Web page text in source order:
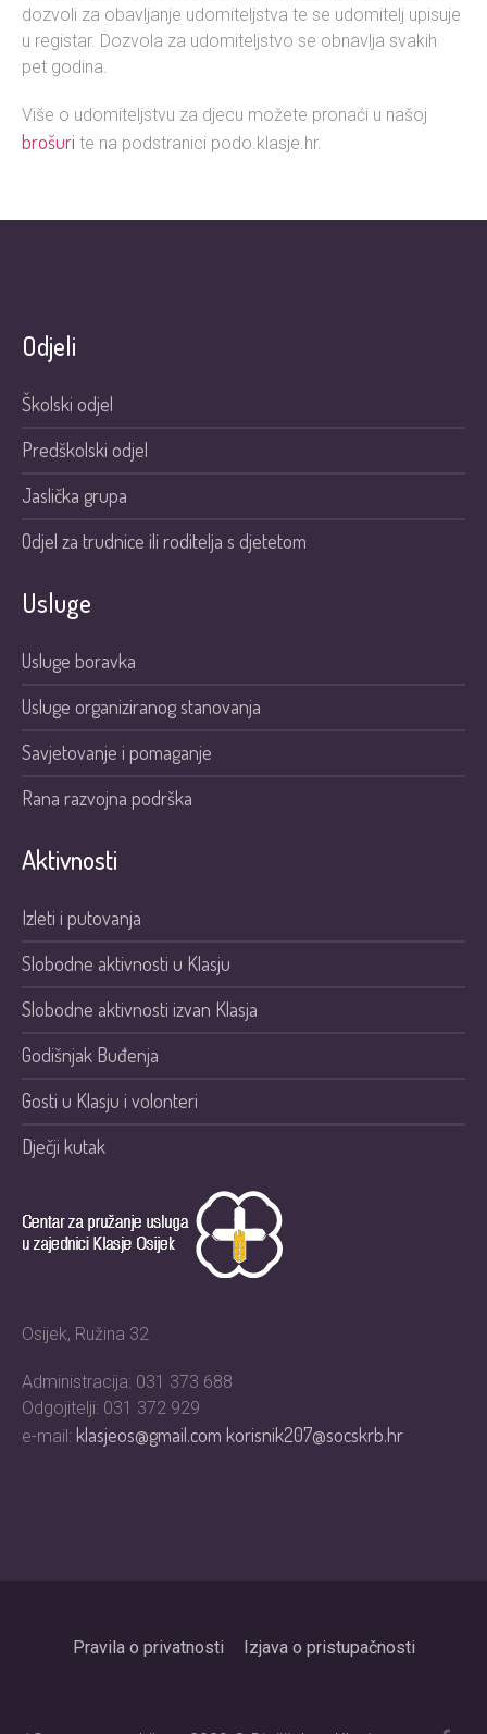
dozvoli za obavljanje udomiteljstva te se udomitelj upisuje
u registar. Dozvola za udomiteljstvo se obnavlja svakih
pet godina.
Više o udomiteljstvu za djecu možete pronaći u našoj
brošuri te na podstranici podo.klasje.hr.
Odjeli
Školski odjel
Predškolski odjel
Jaslička grupa
Odjel za trudnice ili roditelja s djetetom
Usluge
Usluge boravka
Usluge organiziranog stanovanja
Savjetovanje i pomaganje
Rana razvojna podrška
Aktivnosti
Izleti i putovanja
Slobodne aktivnosti u Klasju
Slobodne aktivnosti izvan Klasja
Godišnjak Buđenja
Gosti u Klasju i volonteri
Dječji kutak
Osijek, Ružina 32
Administracija: 031 373 688
Odgojitelji: 031 372 929
e-mail: klasjeos@gmail.comkorisnik207@socskrb.hr
Pravila o privatnosti Izjava o pristupačnosti